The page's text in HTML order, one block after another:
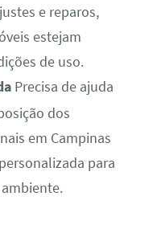
e reparos,
estejam
de uso.
Precisa de ajuda
dos
em Campinas
para